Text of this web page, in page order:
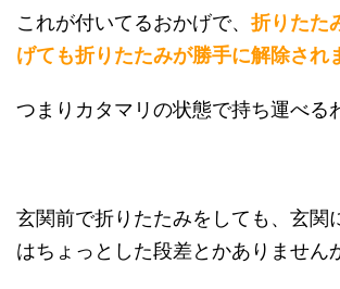
これが付いてるおかげで、 折りたた
げても折りたたみが勝手に解除され
つまりカタマリの状態で持ち運べる
玄関前で折りたたみをしても、玄関
はちょっとした段差とかありません